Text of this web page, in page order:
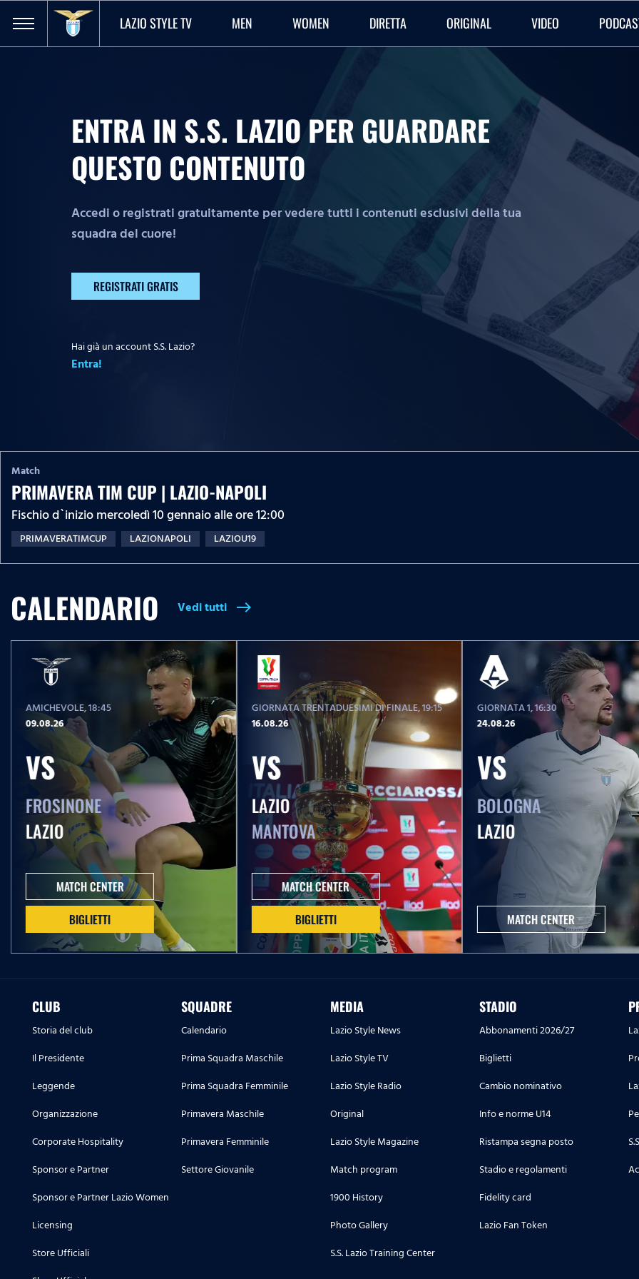
LAZIO STYLE TV MEN WOMEN DIRETTA ORIGINAL VIDEO
ENTRA IN S.S. LAZIO PER GUARDARE
QUESTO CONTENUTO
Accedi o registrati gratuitamente per vedere tutti i contenuti esclusivi della tua
squadra del cuore!
REGISTRATI GRATIS
Hai già un account S.S. Lazio?
Entra!
Match
PRIMAVERA TIM CUP | LAZIO-NAPOLI
Fischio d`inizio mercoledì 10 gennaio alle ore 12:00
PRIMAVERATIMCUP LAZIONAPOLI LAZIOU19
CALENDARIO Vedi tutti east
AMICHEVOLE, 18:45
09.08.26
VS
FROSINONE
LAZIO
MATCH CENTER
BIGLIETTI
GIORNATA TRENTADUESIMI DI FINALE, 19:15
16.08.26
VS
LAZIO
MANTOVA
MATCH CENTER
BIGLIETTI
GIORNATA 1, 16:30
24.08.26
VS
BOLOGNA
LAZIO
MATCH CENTER
CLUB
Storia del club
Il Presidente
Leggende
Organizzazione
Corporate Hospitality
Sponsor e Partner
Sponsor e Partner Lazio Women
Licensing
Store Ufficiali
SQUADRE
Calendario
Prima Squadra Maschile
Prima Squadra Femminile
Primavera Maschile
Primavera Femminile
Settore Giovanile
MEDIA
Lazio Style News
Lazio Style TV
Lazio Style Radio
Original
Lazio Style Magazine
Match program
1900 History
Photo Gallery
S.S. Lazio Training Center
STADIO
Abbonamenti 2026/27
Biglietti
Cambio nominativo
Info e norme U14
Ristampa segna posto
Stadio e regolamenti
Fidelity card
Lazio Fan Token